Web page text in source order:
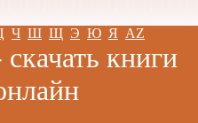
Ч Ш Щ Э Ю Я AZ
книги